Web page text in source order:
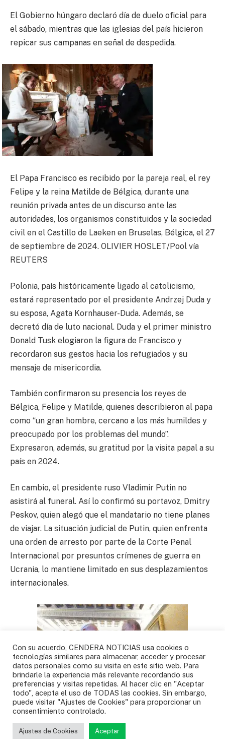
El Gobierno húngaro declaró día de duelo oficial para
el sábado, mientras que las iglesias del país hicieron
repicar sus campanas en señal de despedida.
El Papa Francisco es recibido por la pareja real, el rey
Felipe y la reina Matilde de Bélgica, durante una
reunión privada antes de un discurso ante las
autoridades, los organismos constituidos y la sociedad
civil en el Castillo de Laeken en Bruselas, Bélgica, el 27
de septiembre de 2024. OLIVIER HOSLET/Pool vía
REUTERS
Polonia, país históricamente ligado al catolicismo,
estará representado por el presidente Andrzej Duda y
su esposa, Agata Kornhauser-Duda. Además, se
decretó día de luto nacional. Duda y el primer ministro
Donald Tusk elogiaron la figura de Francisco y
recordaron sus gestos hacia los refugiados y su
mensaje de misericordia.
También confirmaron su presencia los reyes de
Bélgica, Felipe y Matilde, quienes describieron al papa
como “un gran hombre, cercano a los más humildes y
preocupado por los problemas del mundo”.
Expresaron, además, su gratitud por la visita papal a su
país en 2024.
En cambio, el presidente ruso Vladimir Putin no
asistirá al funeral. Así lo confirmó su portavoz, Dmitry
Peskov, quien alegó que el mandatario no tiene planes
de viajar. La situación judicial de Putin, quien enfrenta
una orden de arresto por parte de la Corte Penal
Internacional por presuntos crímenes de guerra en
Ucrania, lo mantiene limitado en sus desplazamientos
internacionales.
papa Francisco en el Vaticano. 4 de julio de 2019.
Vatican Media/Handout vía REUTERS.
Con su acuerdo, CENDERA NOTICIAS usa cookies o
tecnologías similares para almacenar, acceder y procesar
datos personales como su visita en este sitio web. Para
brindarle la experiencia más relevante recordando sus
preferencias y visitas repetidas. Al hacer clic en "Aceptar
todo", acepta el uso de TODAS las cookies. Sin embargo,
puede visitar "Ajustes de Cookies" para proporcionar un
consentimiento controlado.
Ajustes de Cookies Aceptar